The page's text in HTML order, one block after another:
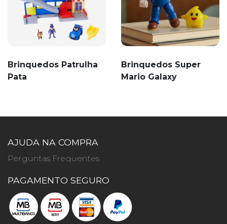
Brinquedos Patrulha
Pata
Brinquedos Super
Mario Galaxy
AJUDA NA COMPRA
Perguntas Frequentes
PAGAMENTO SEGURO